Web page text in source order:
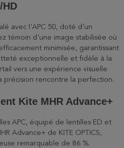
avec l'APC 50, doté d'un
témoin d'une image stabilisée où
minimisée, garantissant
exceptionnelle et fidèle à la
vers une expérience visuelle
précision rencontre la perfection.
Kite MHR Advance+
APC, équipé de lentilles ED et
Advance+ de KITE OPTICS,
remarquable de 86 %.